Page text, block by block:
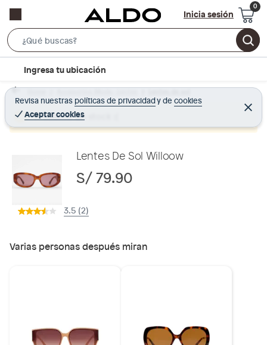
Inicia sesión
e
r
c
B
r
c
t
n
Ingresa tu ubicación
Revisa nuestras políticas de privacidadyde cookies
Aceptar cookies
C
e
r
Home Accesorios Moda - Lentes Lentes de sol
Producto sin stock :(
Lentes De Sol Willoow
S/ 79.90
3.5 (2)
Varias personas después miran